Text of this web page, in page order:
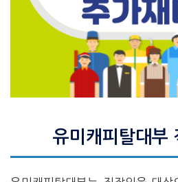
유미캐피탈대부